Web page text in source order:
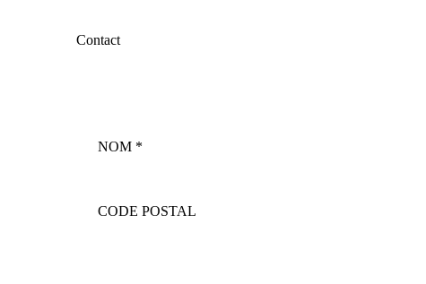
Contact
NOM (OBLIGATOIRE)
CODE POSTAL